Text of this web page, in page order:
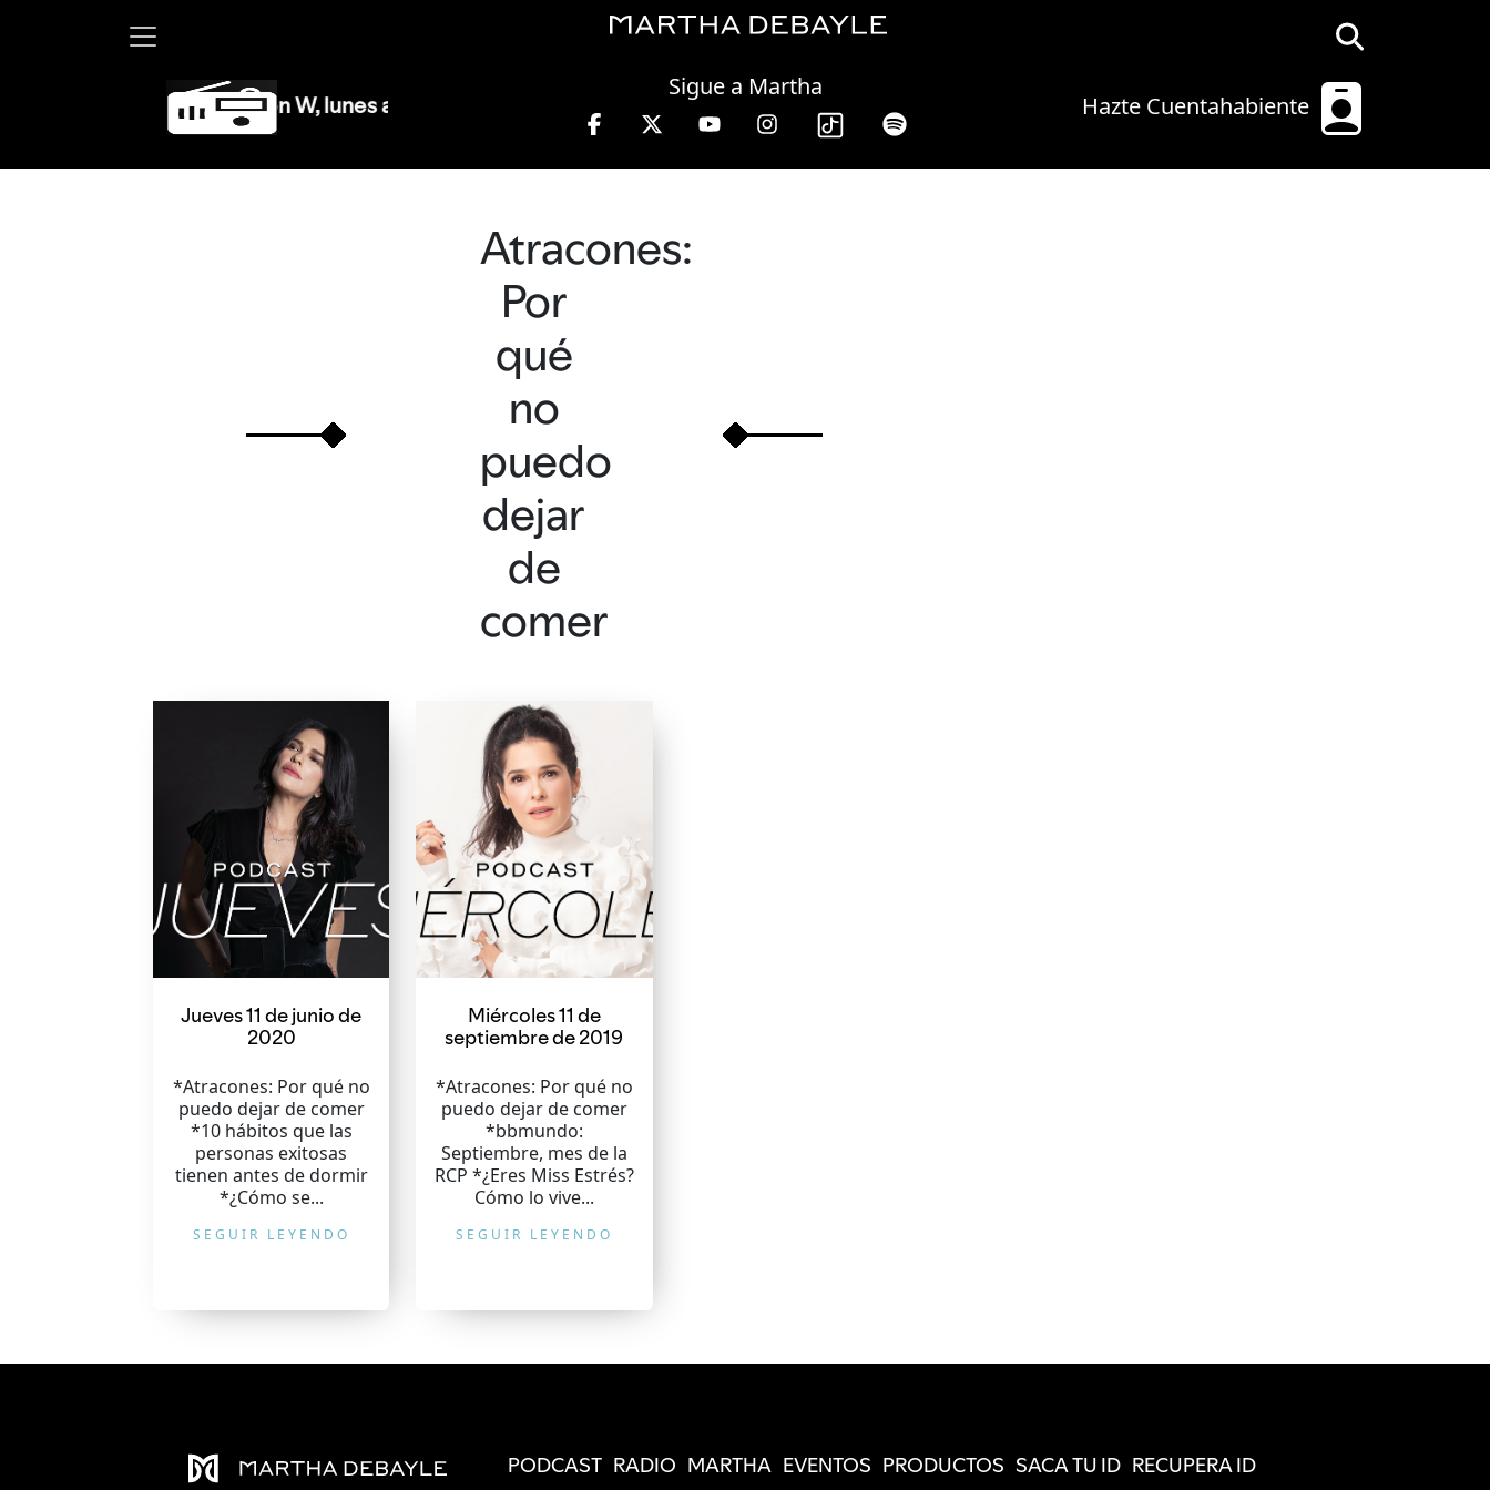
Hazte Cuentahabiente
Sigue a Martha
Martha Debayle en W, lunes a viernes de 10 a 13 hrs.
Atracones:
Por
qué
no
puedo
dejar
de
comer
Jueves 11 de junio de
2020
*Atracones: Por qué no
puedo dejar de comer
*10 hábitos que las
personas exitosas
tienen antes de dormir
*¿Cómo se...
SEGUIR LEYENDO
Miércoles 11 de
septiembre de 2019
*Atracones: Por qué no
puedo dejar de comer
*bbmundo:
Septiembre, mes de la
RCP *¿Eres Miss Estrés?
Cómo lo vive...
SEGUIR LEYENDO
PODCAST RADIO MARTHA EVENTOS PRODUCTOS SACA TU ID RECUPERA ID